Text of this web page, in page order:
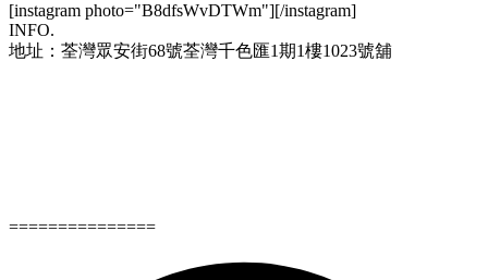
[instagram photo="B8dfsWvDTWm"][/instagram]
INFO.
地址：荃灣眾安街68號荃灣千色匯1期1樓1023號舖
===============